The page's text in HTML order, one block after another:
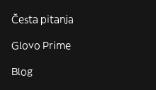
Česta pitanja
Glovo Prime
Blog